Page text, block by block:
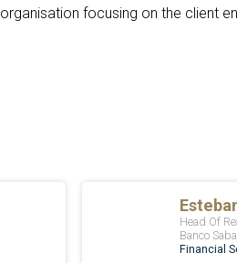
focusing on the client